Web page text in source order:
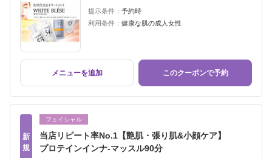
提示条件： 予約時
利用条件： 健康な肌の成人女性
メニューを追加 このクーポンで予約
新
規
フェイシャル
当店リピート率No.1【艶肌・張り肌&小顔ケア】
プロテインインナ-マッスル90分